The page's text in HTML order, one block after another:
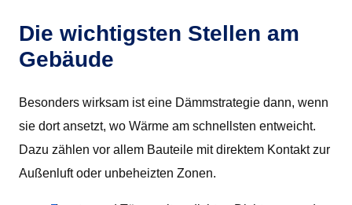
Die wichtigsten Stellen am
Gebäude
Besonders wirksam ist eine Dämmstrategie dann, wenn
sie dort ansetzt, wo Wärme am schnellsten entweicht.
Dazu zählen vor allem Bauteile mit direktem Kontakt zur
Außenluft oder unbeheizten Zonen.